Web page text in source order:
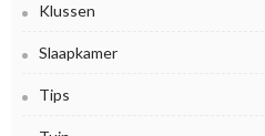
Klussen
Slaapkamer
Tips